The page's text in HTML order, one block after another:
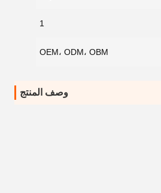
1
OEM، ODM، OBM
وصف المنتج